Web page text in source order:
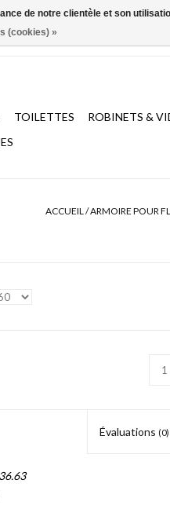
TOILETTES ROBINETS &
ACCUEIL/ARMOIRE POUR
Évaluations (0)
de notre clientèle et son
(cookies) »